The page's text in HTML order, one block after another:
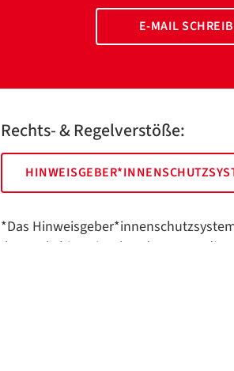
E-MAIL
Rechts- & Regelverstöße:
*Das
Ihnen als hinweisgebende Person die